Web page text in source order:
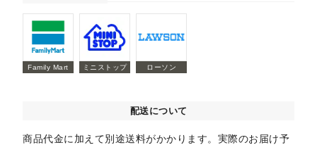
Family Mart ミニストップ ローソン
配送について
商品代金に加えて別途送料がかかります。実際のお届け予